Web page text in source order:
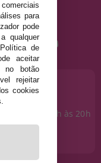
14h e das 17h às 20h
para
pode
qualquer
de
aceitar
no botão
rejeitar
cookies